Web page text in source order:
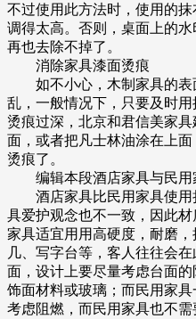
不过使用此方法时，使用的
调得太高。否则，桌面上的
再也去除不掉了。
消除家具漆面烫痕
如不小心，木制家具的表
乱，一般情况下，只要及时
烫痕过深，北京和君信美家
面，或者把凡士林油涂在上
烫痕了。
编辑本段酒店家具与民用
酒店家具比民用家具使用
具爱护观念也不一致，因此
家具适宜用用高硬度，耐磨
几、写字台等，客人往往会
面，设计上要尽量考虑台面
饰面材料或玻璃；而民用家
考虑阻燃，而民用家具也不